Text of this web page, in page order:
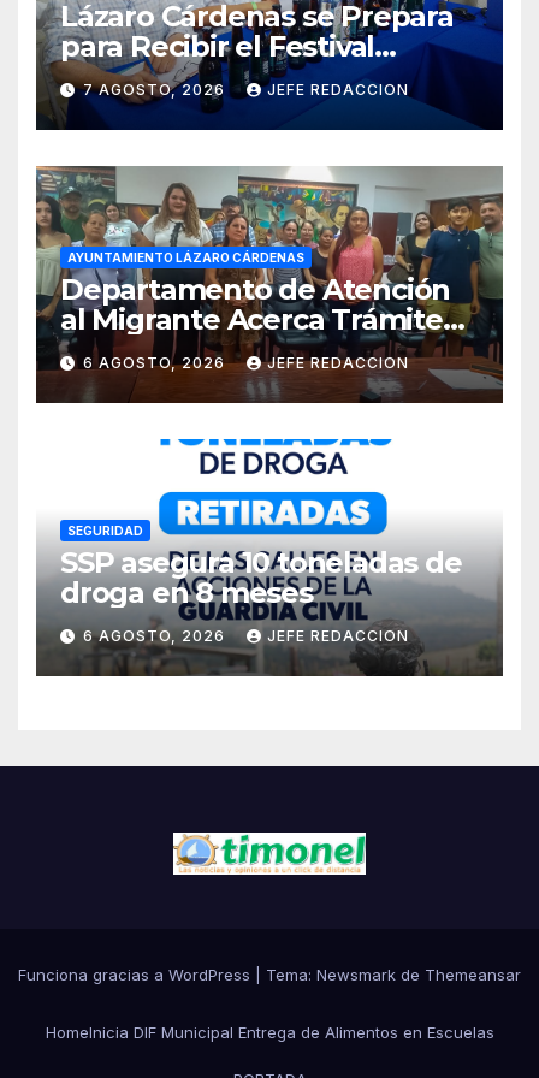
Lázaro Cárdenas se Prepara
para Recibir el Festival
Internacional de la Cerveza
Costa de Michoacán 2026
7 AGOSTO, 2026 JEFE REDACCION
AYUNTAMIENTO LÁZARO CÁRDENAS
Departamento de Atención
al Migrante Acerca Trámite
de Pasaportes
Estadounidenses a
Residentes de Lázaro
Cárdenas
6 AGOSTO, 2026 JEFE REDACCION
SEGURIDAD
SSP asegura 10 toneladas de
droga en 8 meses
6 AGOSTO, 2026 JEFE REDACCION
Funciona gracias a WordPress Tema: Newsmark de Themeansar
HomeInicia DIF Municipal Entrega de Alimentos en Escuelas